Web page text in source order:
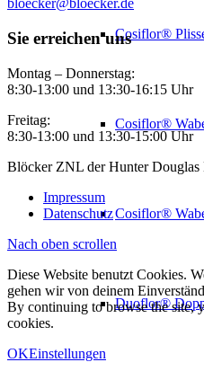
Cosiflor®
Cosiflor®
Cosiflor®
Duoflor®
bloecker@bloecker.de
Sie erreichen uns
Montag – Donnerstag:
8:30-13:00 und 13:30-16:15 Uhr
Freitag:
8:30-13:00 und 13:30-15:00 Uhr
Blöcker ZNL der Hunter
Impressum
Datenschutz
Nach oben scrollen
Diese Website benutzt Cookies.
gehen wir von deinem
By continuing to browse the site,
cookies.
OKEinstellungen